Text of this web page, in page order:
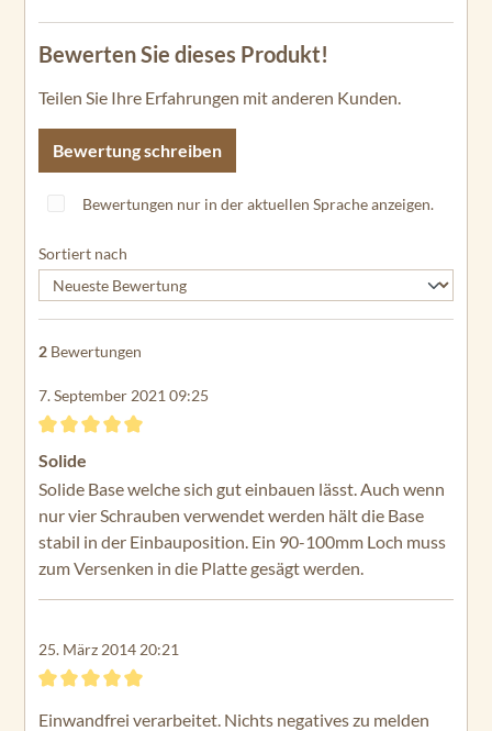
Bewerten Sie dieses Produkt!
Teilen Sie Ihre Erfahrungen mit anderen Kunden.
Bewertung schreiben
Bewertungen nur in der aktuellen Sprache anzeigen.
Sortiert nach
2 Bewertungen
7. September 2021 09:25
Bewertung mit 5 von 5 Sternen
Solide
Solide Base welche sich gut einbauen lässt. Auch wenn
nur vier Schrauben verwendet werden hält die Base
stabil in der Einbauposition. Ein 90-100mm Loch muss
zum Versenken in die Platte gesägt werden.
25. März 2014 20:21
Einwandfrei verarbeitet. Nichts negatives zu melden